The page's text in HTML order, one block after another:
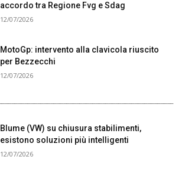
accordo tra Regione Fvg e Sdag
12/07/2026
MotoGp: intervento alla clavicola riuscito
per Bezzecchi
12/07/2026
Blume (VW) su chiusura stabilimenti,
esistono soluzioni più intelligenti
12/07/2026